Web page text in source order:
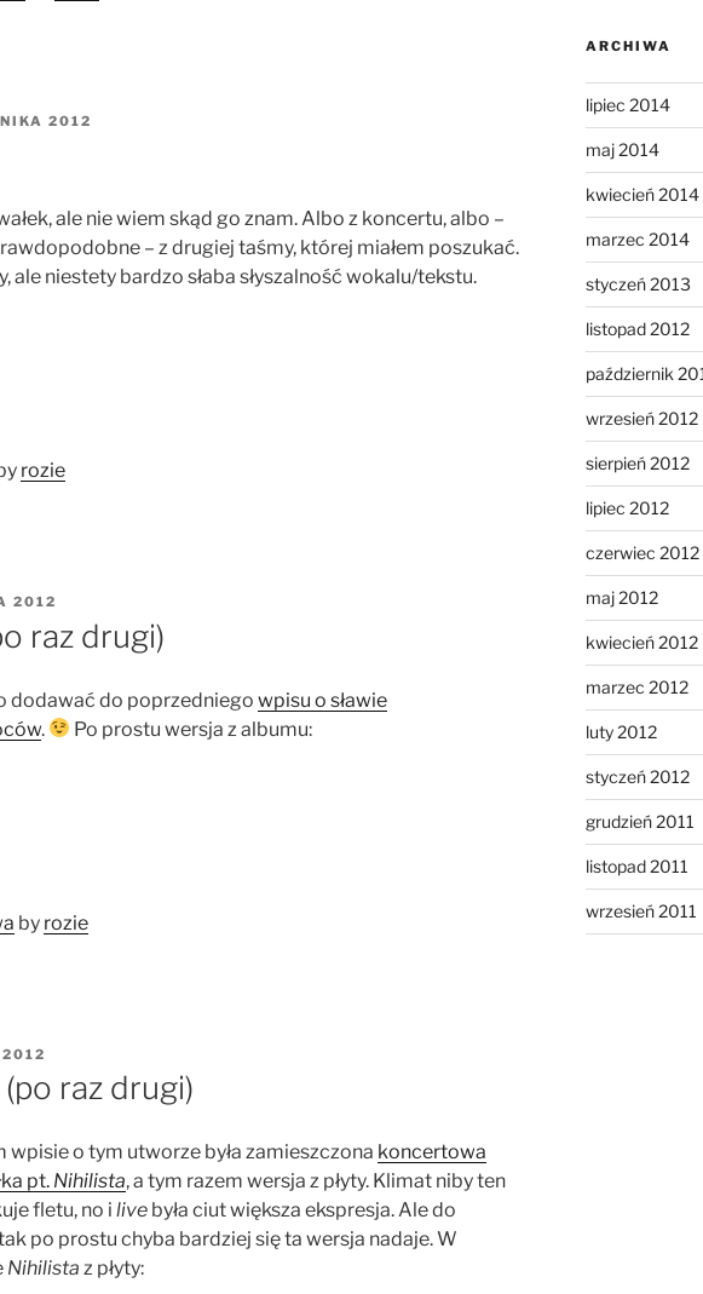
2012
ale nie wiem skąd go znam. Albo z koncertu, albo –
– z drugiej taśmy, której miałem poszukać.
ale niestety bardzo słaba słyszalność wokalu/tekstu.
rozie
2012
raz drugi)
dodawać do poprzedniego wpisu o sławie
. Po prostu wersja z albumu:
by rozie
raz drugi)
wpisie o tym utworze była zamieszczona koncertowa
pt. Nihilista, a tym razem wersja z płyty. Klimat niby ten
fletu, no i live była ciut większa ekspresja. Ale do
po prostu chyba bardziej się ta wersja nadaje. W
Nihilista z płyty:
ARCHIWA
lipiec 2014
maj 2014
kwiecień 2014
marzec 2014
styczeń 2013
listopad 2012
październik
wrzesień 2012
sierpień 2012
lipiec 2012
czerwiec 2012
maj 2012
kwiecień 2012
marzec 2012
luty 2012
styczeń 2012
grudzień 2011
listopad 2011
wrzesień 2011